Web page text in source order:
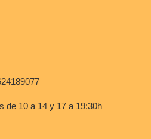
de 10 a 14 y 17 a 19:30h